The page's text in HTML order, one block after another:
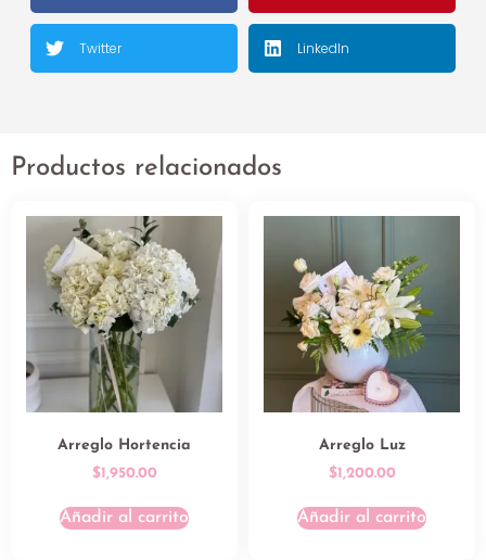
Twitter LinkedIn
Productos relacionados
Arreglo Hortencia
$1,950.00
Añadir al carrito
Arreglo Luz
$1,200.00
Añadir al carrito